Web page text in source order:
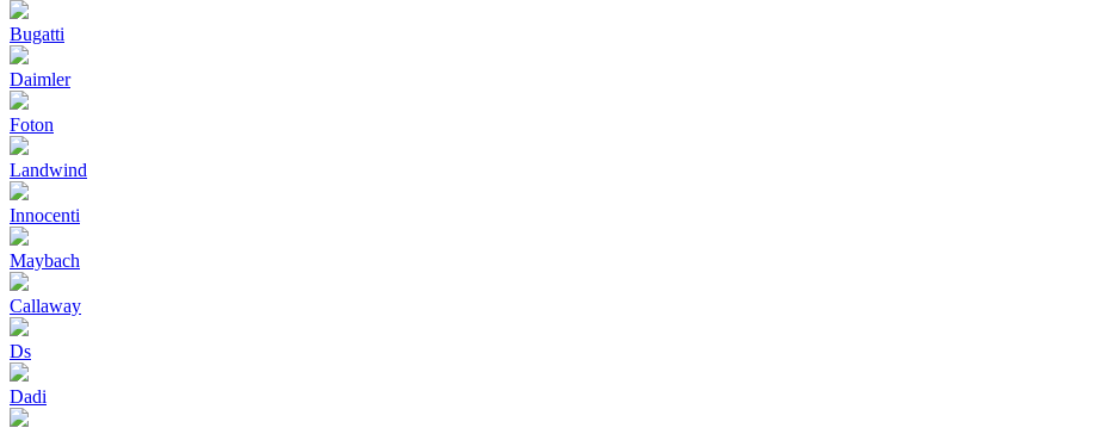
Bugatti
Daimler
Foton
Landwind
Innocenti
Maybach
Callaway
Ds
Dadi